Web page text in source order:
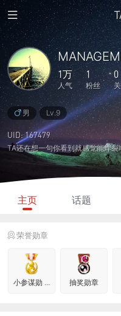
1万
人气
1
粉丝
0
417
主题
1535
回复
1 0
关注
男 Lv.9
UID: 167479
TA还在想一句你看到就感觉能炸裂
主页 话题
荣誉勋章
小参谋勋 ... 抽奖勋章